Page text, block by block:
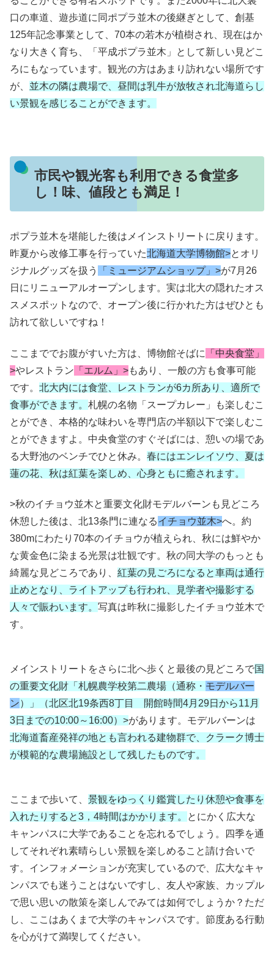
口の車道、遊歩道に同ポプラ並木の後継ぎとして、創基
125年記念事業として、70本の若木が植樹され、現在はか
なり大きく育ち、「平成ポプラ並木」として新しい見どこ
ろにもなっています。観光の方はあまり訪れない場所です
が、 並木の隣は農場で、昼間は乳牛が放牧され北海道らし
い景観を感じることができます。
市民や観光客も利用できる食堂多
し！味、値段とも満足！
ポプラ並木を堪能した後はメインストリートに戻ります。
昨夏から改修工事を行っていた北海道大学博物館>とオリ
ジナルグッズを扱う
「ミュージアムショップ」>が7月26
日にリニューアルオープンします。実は北大の隠れたオス
スメスポットなので、オープン後に行かれた方はぜひとも
訪れて欲しいですね！
ここまででお腹がすいた方は、博物館そばに
「中央食堂」
>やレストラン 「エルム」>もあり、一般の方も食事可能
です。 北大内には食堂、レストランが6カ所あり、適所で
食事ができます。 札幌の名物「スープカレー」も楽しむこ
とができ、本格的な味わいを専門店の半額以下で楽しむこ
とができますよ。中央食堂のすぐそばには、憩いの場であ
る大野池のベンチでひと休み。 春にはエンレイソウ、夏は
蓮の花、秋は紅葉を楽しめ、心身ともに癒されます。
>秋のイチョウ並木と重要文化財モデルバーンも見どころ
休憩した後は、北13条門に連なるイチョウ並木>へ。約
380mにわたり70本のイチョウが植えられ、秋には鮮やか
な黄金色に染まる光景は壮観です。秋の同大学のもっとも
綺麗な見どころであり、 紅葉の見ごろになると車両は通行
止めとなり、ライトアップも行われ、見学者や撮影する
人々で賑わいます。 写真は昨秋に撮影したイチョウ並木で
す。
メインストリートをさらに北へ歩くと最後の見どころで国
の重要文化財「札幌農学校第二農場（通称・ モデルバー
ン）」（北区北19条西8丁目 開館時間4月29日から11月
3日までの10:00～16:00）>があります。モデルバーンは
北海道畜産発祥の地とも言われる建物群で、クラーク博士
が模範的な農場施設として残したものです。
ここまで歩いて、 景観をゆっくり鑑賞したり休憩や食事を
入れたりすると3，4時間はかかります。
とにかく広大な
キャンパスに大学であることを忘れるでしょう。四季を通
してそれぞれ素晴らしい景観を楽しめること請け合いで
す。インフォメーションが充実しているので、広大なキャ
ンパスでも迷うことはないですし、友人や家族、カップル
で思い思いの散策を楽しんでみては如何でしょうか？ただ
し、ここはあくまで大学のキャンパスです。節度ある行動
を心がけて満喫してください。